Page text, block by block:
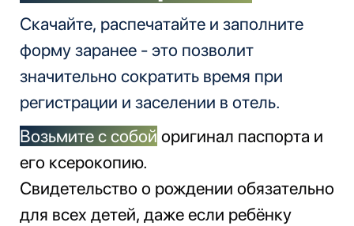
Скачайте, распечатайте и заполните
форму заранее - это позволит
значительно сократить время при
регистрации и заселении в отель.
Возьмите с собой оригинал паспорта и
его ксерокопию.
Свидетельство о рождении обязательно
для всех детей, даже если ребёнку